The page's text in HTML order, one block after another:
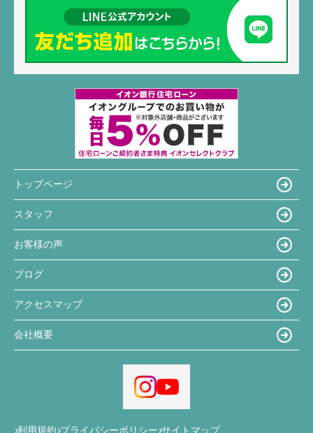
トップページ
スタッフ
お客様の声
ブログ
アクセスマップ
会社概要
利用規約 プライバシーポリシー サイトマップ